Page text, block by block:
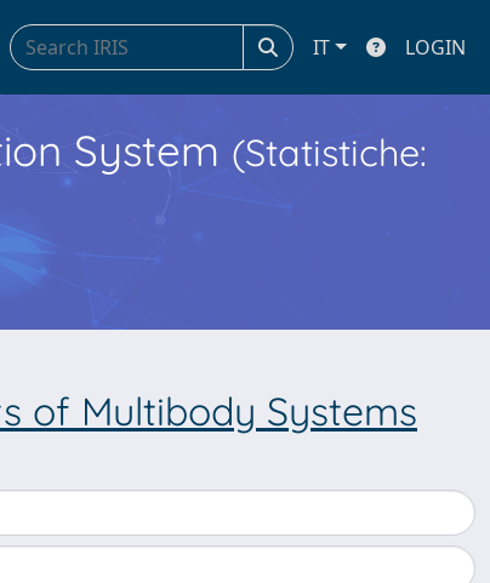
IT LOGIN
System (Statistiche:
of Multibody Systems